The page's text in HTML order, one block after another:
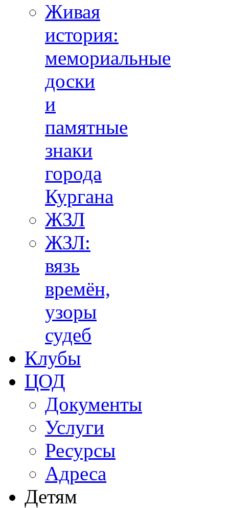
Живая
история:
мемориальные
доски
и
памятные
знаки
города
Кургана
ЖЗЛ
ЖЗЛ:
вязь
времён,
узоры
судеб
Клубы
ЦОД
Документы
Услуги
Ресурсы
Адреса
Детям